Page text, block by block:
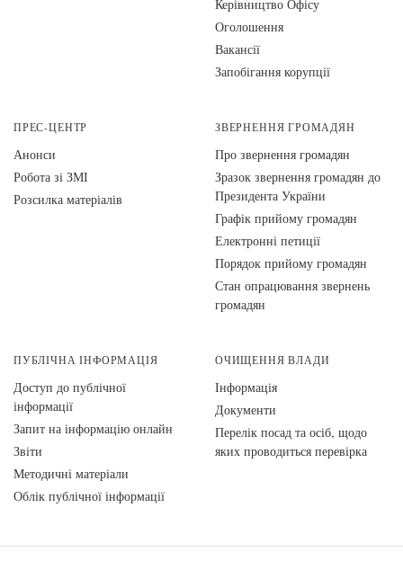
Керівництво Офісу
Оголошення
Вакансії
Запобігання корупції
ПРЕС-ЦЕНТР
Анонси
Робота зі ЗМІ
Розсилка матеріалів
ЗВЕРНЕННЯ ГРОМАДЯН
Про звернення громадян
Зразок звернення громадян до
Президента України
Графік прийому громадян
Електронні петиції
Порядок прийому громадян
Стан опрацювання звернень
громадян
ПУБЛІЧНА ІНФОРМАЦІЯ
Доступ до публічної
інформації
Запит на інформацію онлайн
Звіти
Методичні матеріали
Облік публічної інформації
ОЧИЩЕННЯ ВЛАДИ
Інформація
Документи
Перелік посад та осіб, щодо
яких проводиться перевірка